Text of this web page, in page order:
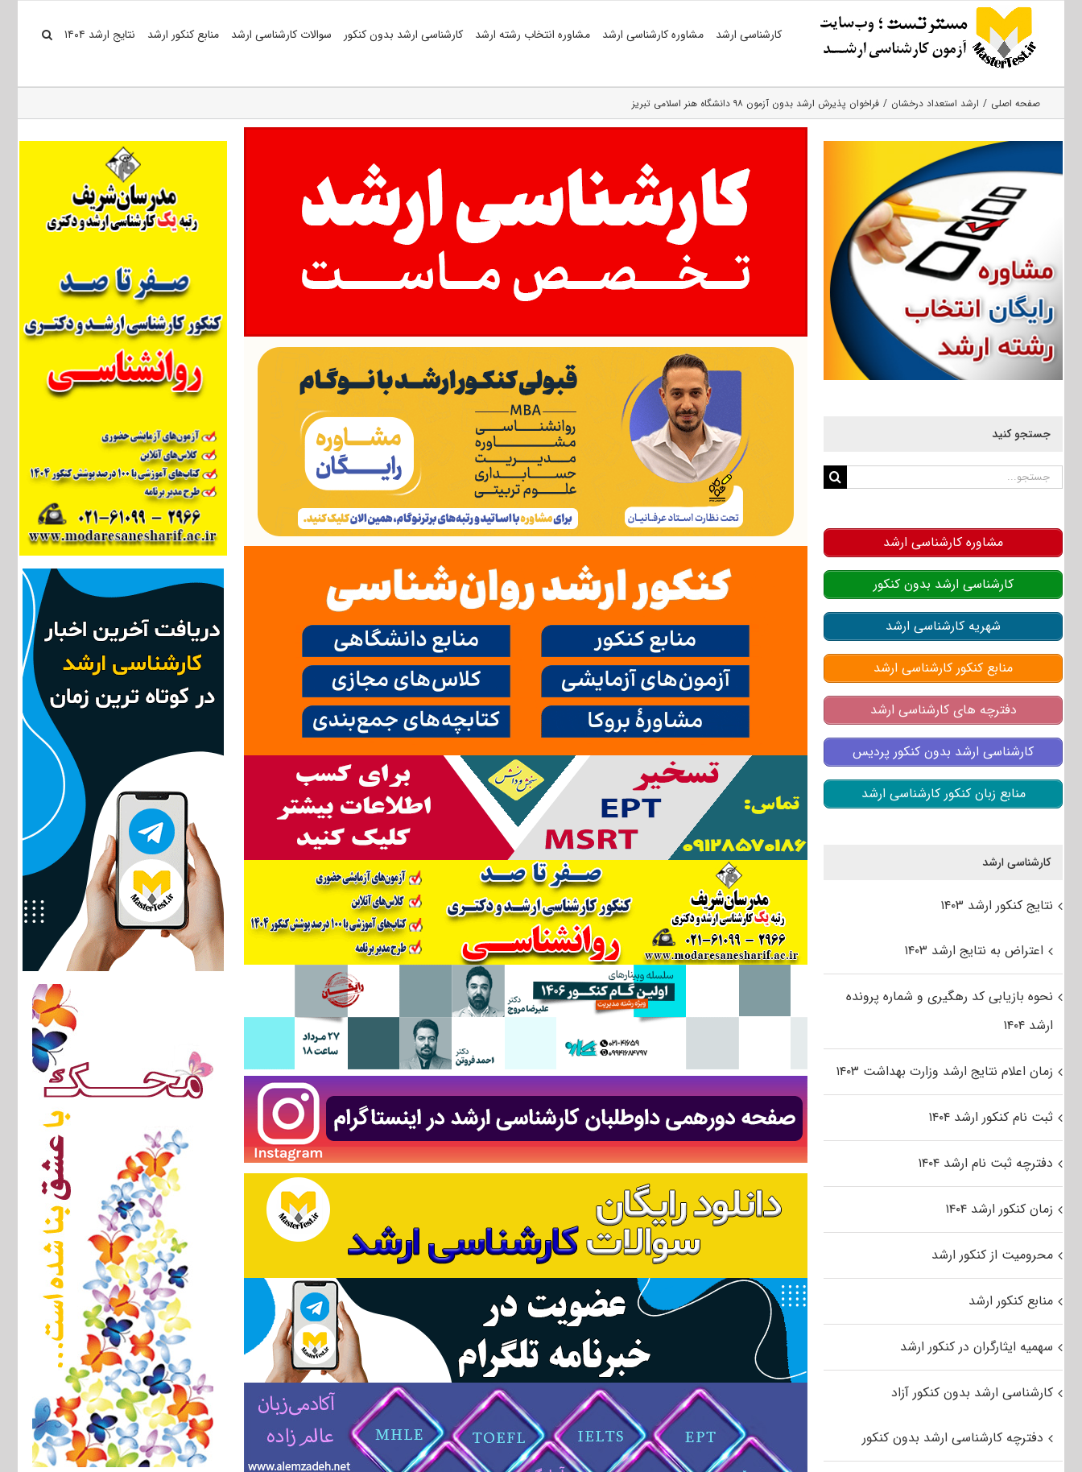
کارشناسی ارشد مشاوره کارشناسی ارشد مشاوره انتخاب رشته ارشد کارشناسی ارشد بدون کنکور سوالات کارشناسی ارشد منابع کنکور ارشد نتایج ارشد ۱۴۰۴
صفحه اصلی ارشد استعداد درخشان فراخوان پذیرش ارشد بدون آزمون ۹۸ دانشگاه هنر اسلامی تبریز
جستجو کنید
جستجو
مشاوره کارشناسی ارشد
کارشناسی ارشد بدون کنکور
شهریه کارشناسی ارشد
منابع کنکور کارشناسی ارشد
دفترچه های کارشناسی ارشد
کارشناسی ارشد بدون کنکور پردیس
منابع زبان کنکور کارشناسی ارشد
کارشناسی ارشد
نتایج کنکور ارشد ۱۴۰۳
اعتراض به نتایج ارشد ۱۴۰۳
نحوه بازیابی کد رهگیری و شماره پرونده
ارشد ۱۴۰۴
زمان اعلام نتایج ارشد وزارت بهداشت ۱۴۰۳
ثبت نام کنکور ارشد ۱۴۰۴
دفترچه ثبت نام ارشد ۱۴۰۴
زمان کنکور ارشد ۱۴۰۴
محرومیت از کنکور ارشد
منابع کنکور ارشد
سهمیه ایثارگران در کنکور ارشد
کارشناسی ارشد بدون کنکور آزاد
دفترچه کارشناسی ارشد بدون کنکور